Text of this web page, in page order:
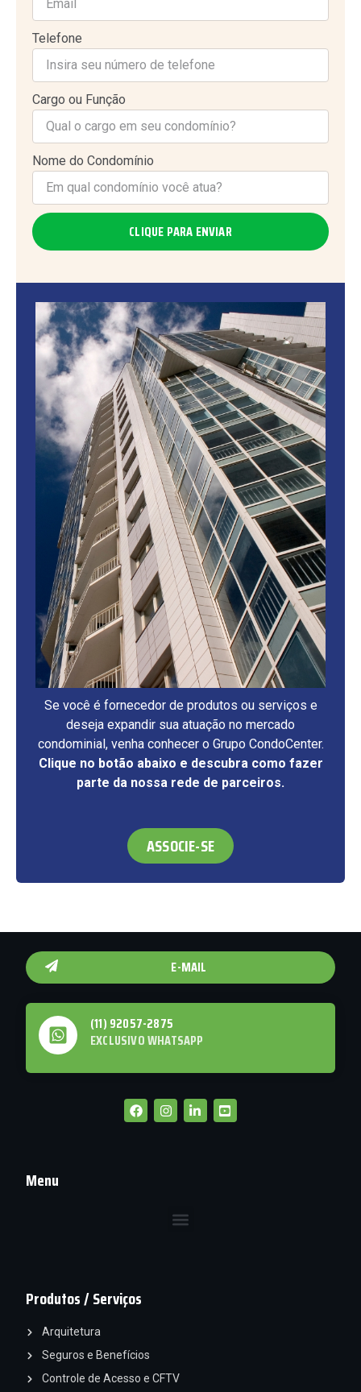
Telefone
Cargo ou Função
Nome do Condomínio
CLIQUE PARA ENVIAR
Se você é fornecedor de produtos ou serviços e
deseja expandir sua atuação no mercado
condominial, venha conhecer o Grupo CondoCenter.
Clique no botão abaixo e descubra como fazer
parte da nossa rede de parceiros.
ASSOCIE-SE
Produtos / Serviços
Arquitetura
Seguros e Benefícios
Controle de Acesso e CFTV
Menu
E-MAIL
(11) 92057-2875
EXCLUSIVO WHATSAPP